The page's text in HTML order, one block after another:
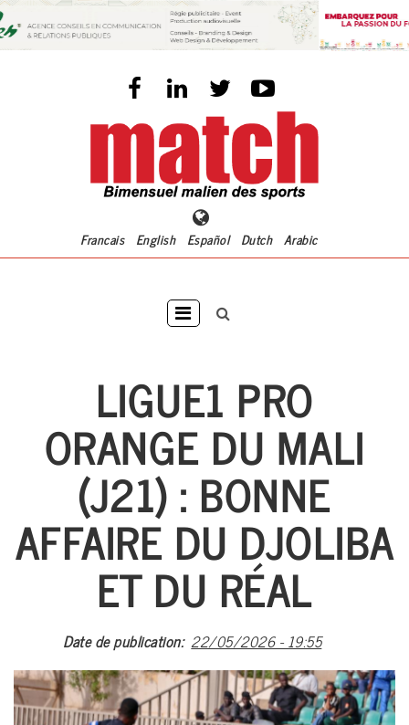
Aller
au
contenu
Francais English Español Dutch Arabic
Main
navigation
MULTI-
ARTS
#CAN
LIGUE1 PRO
ORANGE DU MALI
(J21) : BONNE
AFFAIRE DU DJOLIBA
ET DU RÉAL
Date de publication 22/05/2026 - 19:55